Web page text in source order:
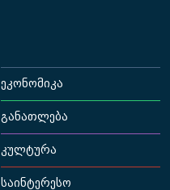
ეკონომიკა
განათლება
კულტურა
საინტერესო